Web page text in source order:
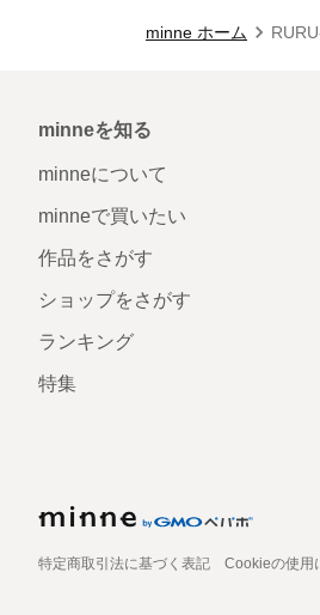
minne ホーム
minneを知る
minneについて
minneで買いたい
作品をさがす
ショップをさがす
ランキング
特集
特定商取引法に基づく表記 Cookieの使用